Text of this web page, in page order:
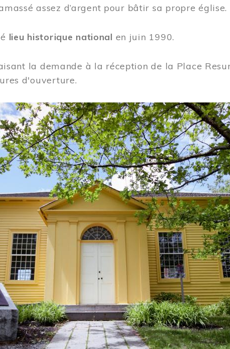
assez d’argent pour bâtir sa propre église.
lieu historique national en juin 1990.
la demande à la réception de la Place
d'ouverture.